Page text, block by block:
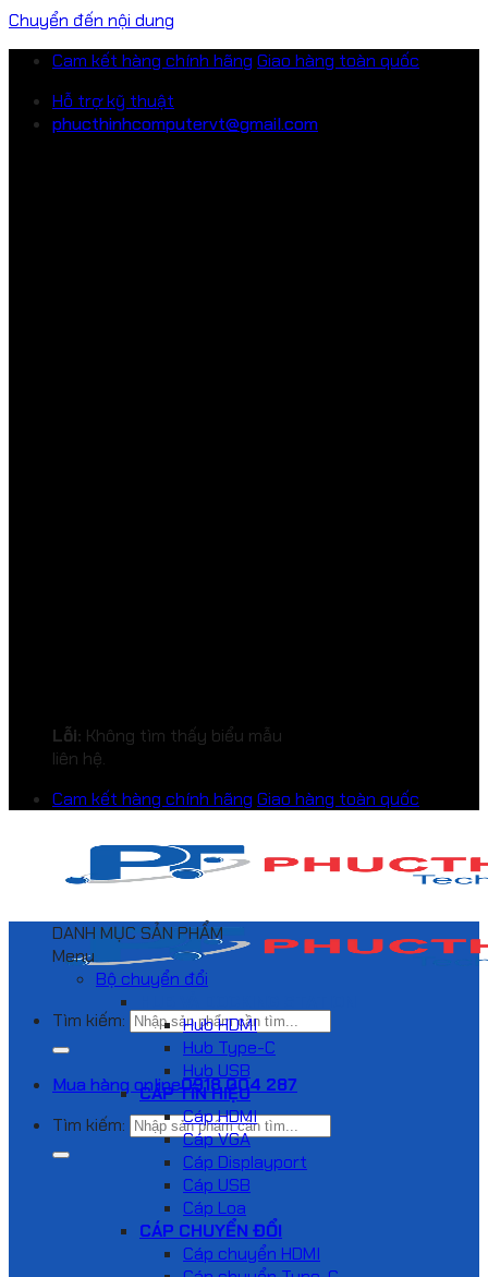
Chuyển đến nội dung
Cam kết hàng chính hãng Giao hàng toàn quốc
Hỗ trợ kỹ thuật
phucthinhcomputervt@gmail.com
Lỗi: Không tìm thấy biểu mẫu
liên hệ.
Cam kết hàng chính hãng Giao hàng toàn quốc
Tìm kiếm:
Mua hàng online0918 004 287
Tìm kiếm:
DANH MỤC SẢN PHẨM
Menu
Bộ chuyển đổi
Hub HDMI
Hub Type-C
Hub USB
CÁP TÍN HIỆU
Cáp HDMI
Cáp VGA
Cáp Displayport
Cáp USB
Cáp Loa
CÁP CHUYỂN ĐỔI
Cáp chuyển HDMI